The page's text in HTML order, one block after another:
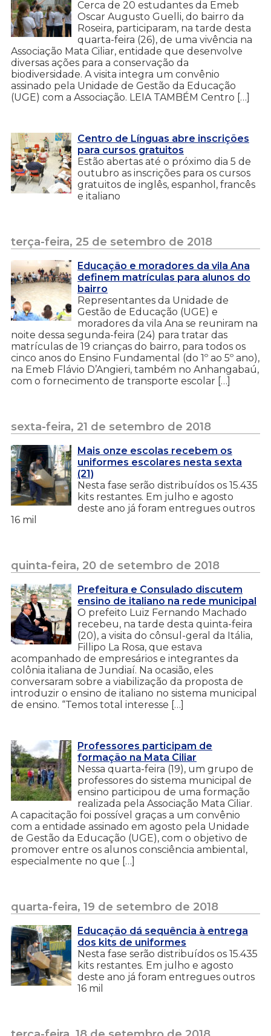
Cerca de 20 estudantes da Emeb
Oscar Augusto Guelli, do bairro da
Roseira, participaram, na tarde desta
quarta-feira (26), de uma vivência na
Associação Mata Ciliar, entidade que desenvolve
diversas ações para a conservação da
biodiversidade. A visita integra um convênio
assinado pela Unidade de Gestão da Educação
(UGE) com a Associação. LEIA TAMBÉM Centro […]
Centro de Línguas abre inscrições
para cursos gratuitos
Estão abertas até o próximo dia 5 de
outubro as inscrições para os cursos
gratuitos de inglês, espanhol, francês
e italiano
terça-feira, 25 de setembro de 2018
Educação e moradores da vila Ana
definem matrículas para alunos do
bairro
Representantes da Unidade de
Gestão de Educação (UGE) e
moradores da vila Ana se reuniram na
noite dessa segunda-feira (24) para tratar das
matrículas de 19 crianças do bairro, para todos os
cinco anos do Ensino Fundamental (do 1º ao 5º ano),
na Emeb Flávio D’Angieri, também no Anhangabaú,
com o fornecimento de transporte escolar […]
sexta-feira, 21 de setembro de 2018
Mais onze escolas recebem os
uniformes escolares nesta sexta
(21)
Nesta fase serão distribuídos os 15.435
kits restantes. Em julho e agosto
deste ano já foram entregues outros
16 mil
quinta-feira, 20 de setembro de 2018
Prefeitura e Consulado discutem
ensino de italiano na rede municipal
O prefeito Luiz Fernando Machado
recebeu, na tarde desta quinta-feira
(20), a visita do cônsul-geral da Itália,
Fillipo La Rosa, que estava
acompanhado de empresários e integrantes da
colônia italiana de Jundiaí. Na ocasião, eles
conversaram sobre a viabilização da proposta de
introduzir o ensino de italiano no sistema municipal
de ensino. “Temos total interesse […]
Professores participam de
formação na Mata Ciliar
Nessa quarta-feira (19), um grupo de
professores do sistema municipal de
ensino participou de uma formação
realizada pela Associação Mata Ciliar.
A capacitação foi possível graças a um convênio
com a entidade assinado em agosto pela Unidade
de Gestão da Educação (UGE), com o objetivo de
promover entre os alunos consciência ambiental,
especialmente no que […]
quarta-feira, 19 de setembro de 2018
Educação dá sequência à entrega
dos kits de uniformes
Nesta fase serão distribuídos os 15.435
kits restantes. Em julho e agosto
deste ano já foram entregues outros
16 mil